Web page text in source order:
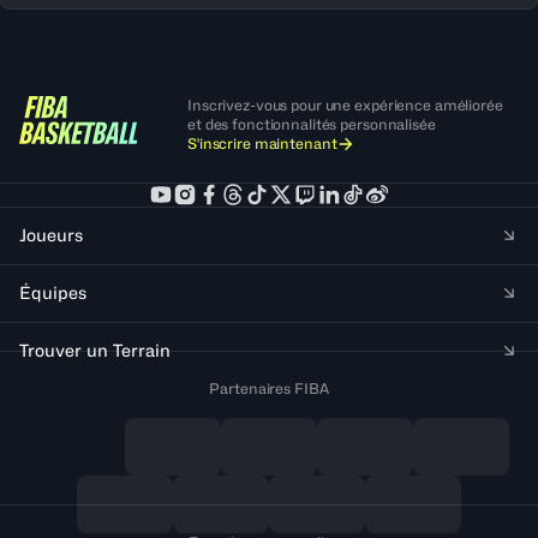
Inscrivez-vous pour une expérience améliorée
et des fonctionnalités personnalisée
S'inscrire maintenant
Joueurs
Équipes
Trouver un Terrain
Partenaires FIBA